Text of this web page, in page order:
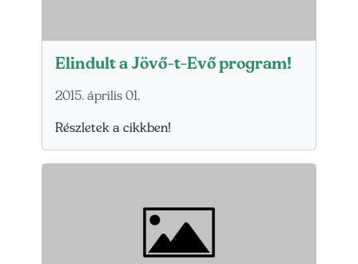
Elindult a Jövő-t-Evő program!
2015. április 01.
Részletek a cikkben!